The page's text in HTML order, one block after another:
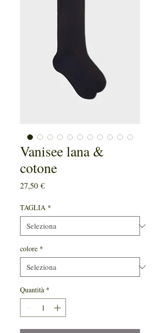
Vanisee lana &
cotone
27,50 €Prezzo
TAGLIA *
colore *
Quantità *